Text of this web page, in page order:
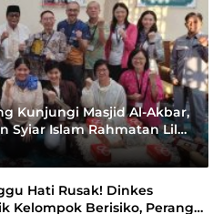
Kunjungi Masjid Al-Akbar,
Syiar Islam Rahmatan Lil
Hati Rusak! Dinkes
Kelompok Berisiko, Perang